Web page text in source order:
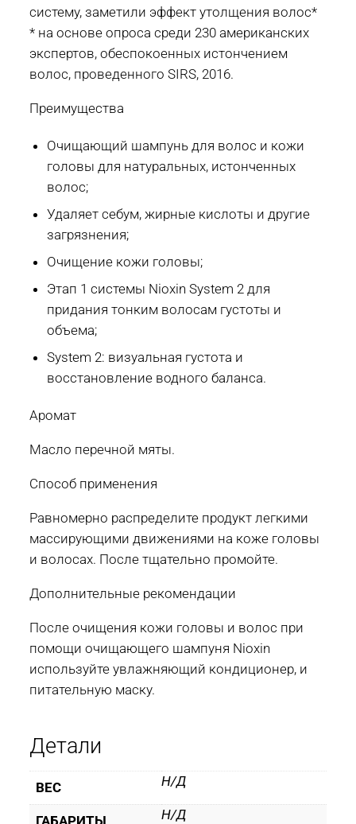
систему, заметили эффект утолщения волос*
* на основе опроса среди 230 американских
экспертов, обеспокоенных истончением
волос, проведенного SIRS, 2016.
Преимущества
Очищающий шампунь для волос и кожи
головы для натуральных, истонченных
волос;
Удаляет себум, жирные кислоты и другие
загрязнения;
Очищение кожи головы;
Этап 1 системы Nioxin System 2 для
придания тонким волосам густоты и
объема;
System 2: визуальная густота и
восстановление водного баланса.
Аромат
Масло перечной мяты.
Способ применения
Равномерно распределите продукт легкими
массирующими движениями на коже головы
и волосах. После тщательно промойте.
Дополнительные рекомендации
После очищения кожи головы и волос при
помощи очищающего шампуня Nioxin
используйте увлажняющий кондиционер, и
питательную маску.
Детали
ВЕС Н/Д
Н/Д